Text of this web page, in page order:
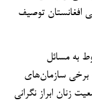
افغانستان توصیف
به مسائل
برخی سازمان‌های
زنان ابراز نگرانی